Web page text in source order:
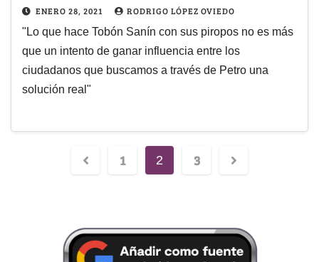
ENERO 28, 2021 RODRIGO LÓPEZ OVIEDO
"Lo que hace Tobón Sanín con sus piropos no es más
que un intento de ganar influencia entre los
ciudadanos que buscamos a través de Petro una
solución real"
1 2 3